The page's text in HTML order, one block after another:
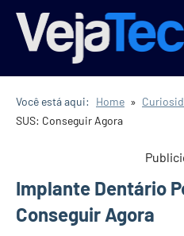
Pular
para
conteúdo
Você está aqui: Home
SUS: Conseguir Agora
Implante Dentário
Conseguir Agora